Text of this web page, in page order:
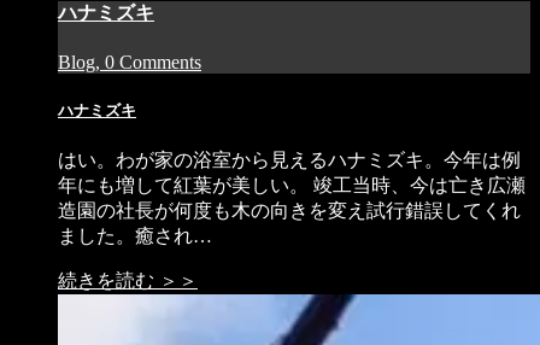
ハナミズキ
Blog, 0 Comments
ハナミズキ
はい。わが家の浴室から見えるハナミズキ。今年は例
年にも増して紅葉が美しい。 竣工当時、今は亡き広瀬
造園の社長が何度も木の向きを変え試行錯誤してくれ
ました。癒され…
続きを読む ＞＞